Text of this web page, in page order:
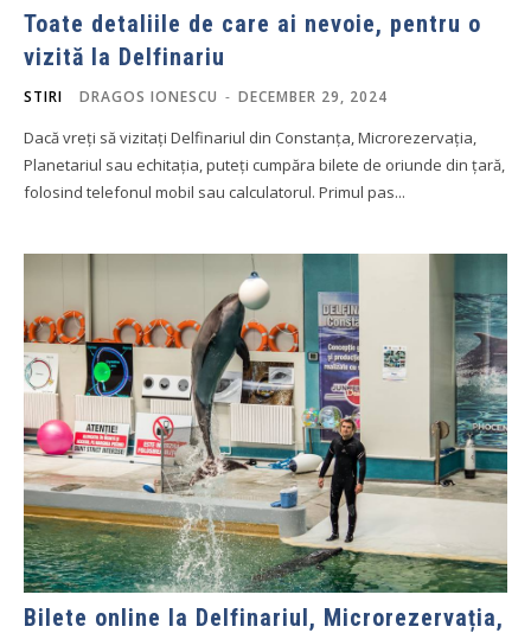
Toate detaliile de care ai nevoie, pentru o
vizită la Delfinariu
STIRI DRAGOS IONESCU - DECEMBER 29, 2024
Dacă vreți să vizitați Delfinariul din Constanța, Microrezervația,
Planetariul sau echitația, puteți cumpăra bilete de oriunde din țară,
folosind telefonul mobil sau calculatorul. Primul pas...
Bilete online la Delfinariul, Microrezervația,